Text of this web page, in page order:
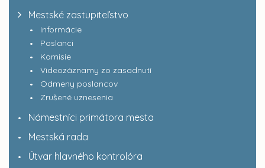
Mestské zastupiteľstvo
Informácie
Poslanci
Komisie
Videozáznamy zo zasadnutí
Odmeny poslancov
Zrušené uznesenia
Námestníci primátora mesta
Mestská rada
Útvar hlavného kontrolóra